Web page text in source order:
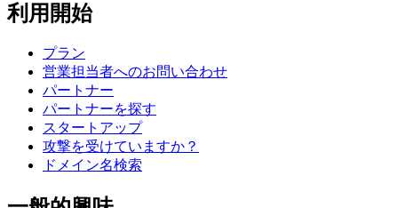
利用開始
プラン
営業担当者へのお問い合わせ
パートナー
パートナーを探す
スタートアップ
攻撃を受けていますか？
ドメイン名検索